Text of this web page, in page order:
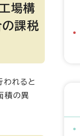
場構
の課税
れると
積の異